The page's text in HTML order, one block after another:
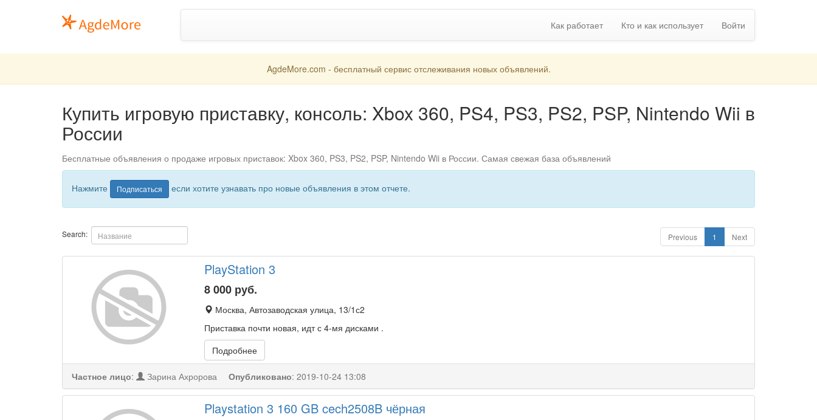
Как работает Кто и как использует Войти
AgdeMore.com - бесплатный сервис отслеживания новых объявлений.
Купить игровую приставку, консоль: Xbox 360, PS4, PS3, PS2, PSP, Nintendo Wii в
России
Бесплатные объявления о продаже игровых приставок: Xbox 360, PS3, PS2, PSP, Nintendo Wii в России. Самая свежая база объявлений
Нажмите Подписаться если хотите узнавать про новые объявления в этом отчете.
Search: Previous 1 Next
PlayStation 3
8 000 руб.
Москва, Автозаводская улица, 13/1с2
Приставка почти новая, идт с 4-мя дисками .
Подробнее
Частное лицо: Зарина Ахророва Опубликовано: 2019-10-24 13:08
Playstation 3 160 GB cech2508B чёрная